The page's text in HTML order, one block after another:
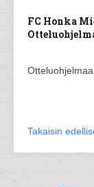
FC Honka
Takaisin